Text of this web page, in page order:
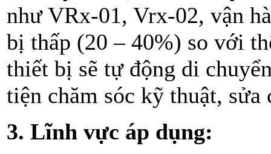
như VRx-01, Vrx-02, vận
bị thấp (20 – 40%) so với
thiết bị sẽ tự động di
tiện chăm sóc kỹ thuật, sửa
3. Lĩnh vực áp dụng: